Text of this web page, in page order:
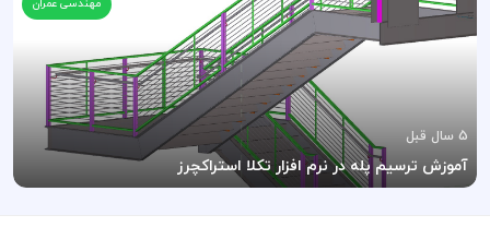
5 سال قبل
آموزش ترسیم پله در نرم افزار تکلا استراکچرز